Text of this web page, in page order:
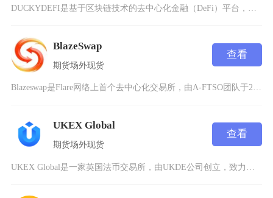
BlazeSwap
期货场外现货
查看
Blazeswap是Flare网络上首个去中心化交易所，由A-FTSO团队于2022年开发
UKEX Global
期货场外现货
查看